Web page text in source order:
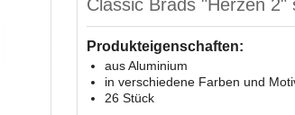
Classic Brads "Herzen 2"
Produkteigenschaften:
aus Aluminium
in verschiedene Farben und
26 Stück